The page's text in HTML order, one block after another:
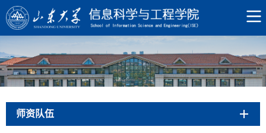
师资队伍